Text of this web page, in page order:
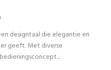
designtaal die elegantie en
geeft. Met diverse